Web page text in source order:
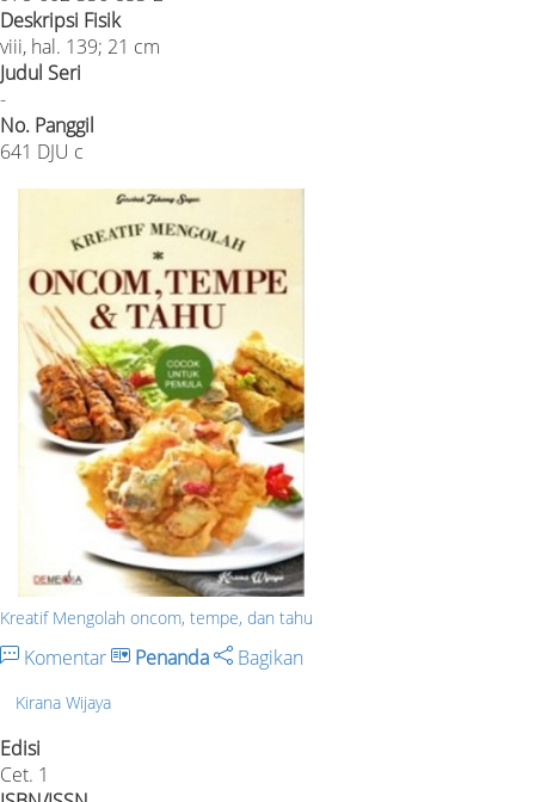
Deskripsi Fisik
viii, hal. 139; 21 cm
Judul Seri
-
No. Panggil
641 DJU c
Kreatif Mengolah oncom, tempe, dan tahu
Komentar Penanda Bagikan
Kirana Wijaya
Edisi
Cet. 1